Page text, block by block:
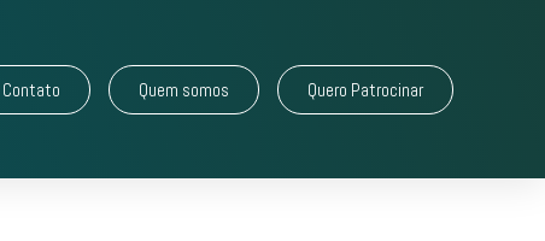
Contato Quem somos Quero Patrocinar